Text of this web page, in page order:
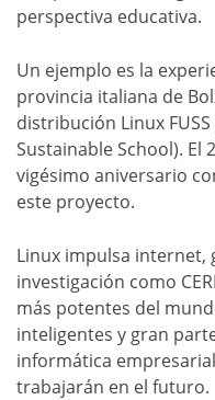
perspectiva educativa.
Un ejemplo es la
provincia italiana de
distribución Linux
Sustainable School). El
vigésimo aniversario
este proyecto.
Linux impulsa internet,
investigación como
más potentes del
inteligentes y gran
informática
trabajarán en el futuro.